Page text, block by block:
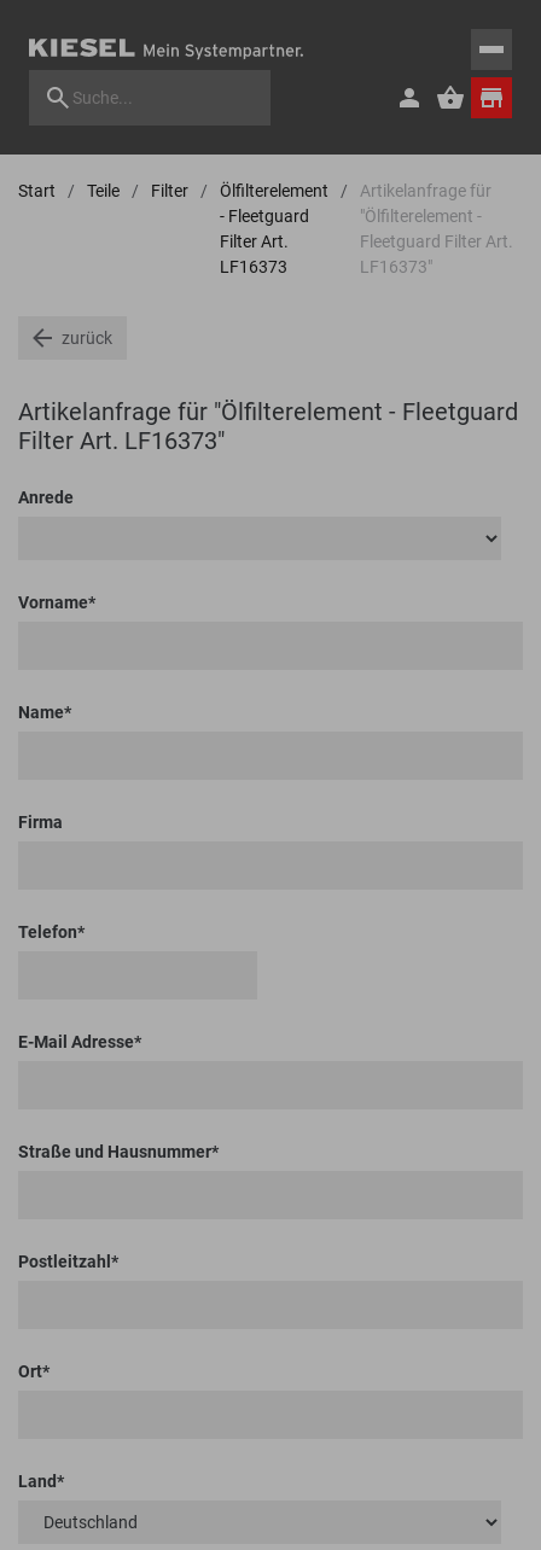
Start Teile Filter
Ölfilterelement
- Fleetguard
Filter Art.
LF16373
Artikelanfrage für
"Ölfilterelement -
Fleetguard Filter Art.
LF16373"
zurück
Artikelanfrage für "Ölfilterelement - Fleetguard
Filter Art. LF16373"
Anrede
Vorname
Name
Firma
Telefon
E-Mail Adresse
Straße und Hausnummer
Postleitzahl
Ort
Land